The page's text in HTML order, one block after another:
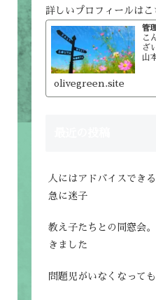
詳しいプロフィールはこ
管
こ
ざ
山
ー
olivegreen.site
人にはアドバイスでき
急に迷子
教え子たちとの同窓会
きました
問題児がいなくなって